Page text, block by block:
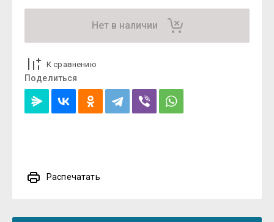
Нет в наличии
К сравнению
Поделиться
Распечатать